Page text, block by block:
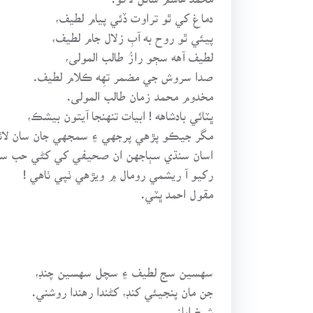
دماغ کي ٿو تراوت ڏئي پيام لطيف،
پيئي ٿو روح به آبِ زلال جام لطيف،
لطيف آهه سڄو رازُ طالب المولى،
صدا سروش جي مضمر تهِه ڪلام لطيف.
مخدوم محمد زمان طالب المولى.
ڀٽائي بادشاهه ! ابيات تنهنجا آيتون بيشڪ،
مگر جيڪو پڙهي پرجهي ۽ سمجهي جان سان
اسان سنڌي سٻاجهن ان صحيفي کي کڻي حب
رکيو آ ريشمي رومال ۾ ويڙهي ٺپي ٺاهي !
مقول احمد ڀٽي.
سهسين سج لطيف ۽ سچل سهسين چنڊ،
جن مان پنجيئي کنڊ، کڻندا رهندا روشني.
شيخ اياز.